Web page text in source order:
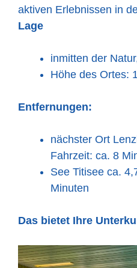
aktiven Erlebnissen in
Lage
inmitten der
Höhe des Ortes:
Entfernungen:
nächster Ort
Fahrzeit: ca. 8
See Titisee ca.
Minuten
Das bietet Ihre